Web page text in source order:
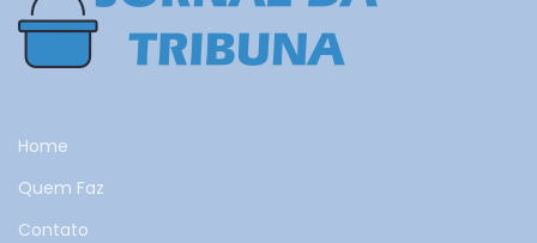
Home
Quem Faz
Contato